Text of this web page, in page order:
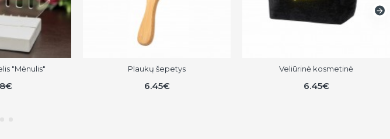
"Mėnulis" Plaukų šepetys
6.45€
Veliūrinė kosmetinė
6.45€